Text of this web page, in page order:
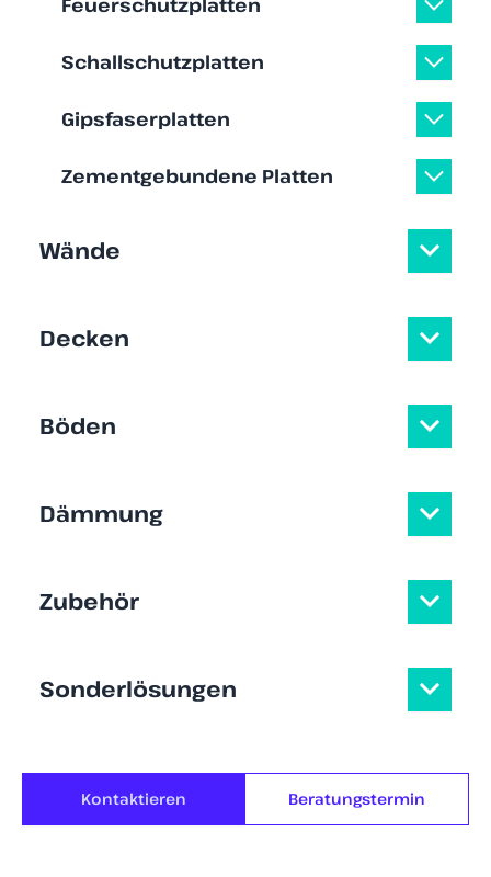
Feuerschutzplatten
Schallschutzplatten
Gipsfaserplatten
Zementgebundene Platten
Wände
Decken
Böden
Dämmung
Zubehör
Sonderlösungen
Kontaktieren Beratungstermin